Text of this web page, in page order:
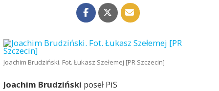
Joachim Brudziński. Fot. Łukasz Szełemej [PR Szczecin]
Joachim Brudziński poseł PiS